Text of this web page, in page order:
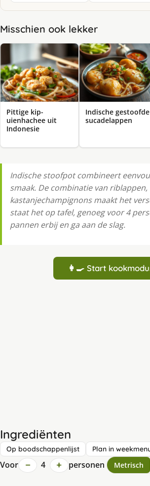
Misschien ook lekker
Pittige kip-
uienhachee uit
Indonesie
Indische gestoofde
sucadelappen
Indische stoofpot combineert
smaak. De combinatie van
kastanjechampignons maakt het
staat het op tafel, genoeg voor 4
pannen erbij en ga aan de slag.
👩‍🍳 Start
Ingrediënten
Op boodschappenlijst Plan in
Voor − 4 + personen Metrisch